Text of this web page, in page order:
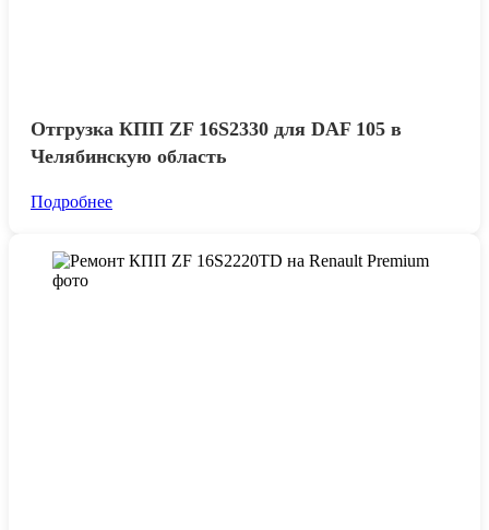
Отгрузка КПП ZF 16S2330 для DAF 105 в
Челябинскую область
Подробнее